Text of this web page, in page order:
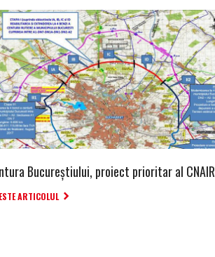
Bucureştiului, proiect prioritar al CNAIR
ARTICOLUL